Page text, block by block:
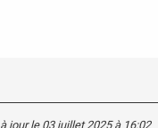
jour le 03 juillet 2025 à 16:02